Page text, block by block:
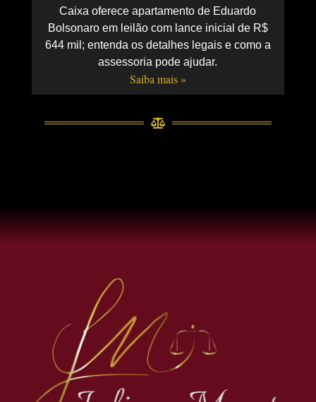
Caixa oferece apartamento de Eduardo
Bolsonaro em leilão com lance inicial de R$
644 mil; entenda os detalhes legais e como a
assessoria pode ajudar.
Saiba mais »